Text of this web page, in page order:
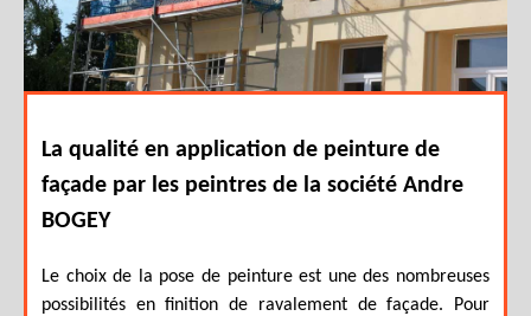
La qualité en application de peinture de
façade par les peintres de la société Andre
BOGEY
Le choix de la pose de peinture est une des nombreuses
possibilités en finition de ravalement de façade. Pour